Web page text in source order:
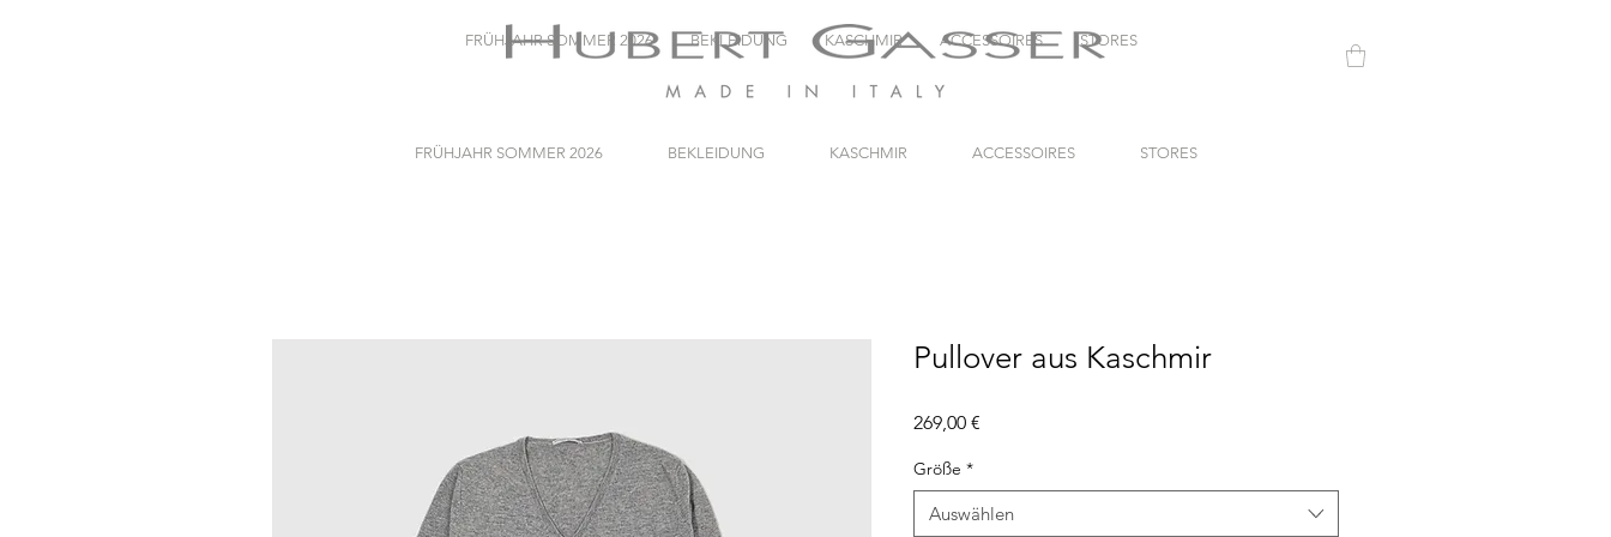
FRÜHJAHR SOMMER 2026 BEKLEIDUNG KASCHMIR ACCESSOIRES STORES
FRÜHJAHR SOMMER 2026 BEKLEIDUNG KASCHMIR ACCESSOIRES STORES
Pullover aus Kaschmir
269,00 €
Größe *
Auswählen